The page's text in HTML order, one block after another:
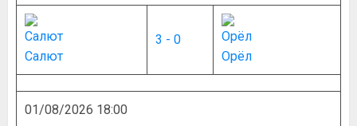
Салют
3 - 0
Орёл
01/08/2026 18:00